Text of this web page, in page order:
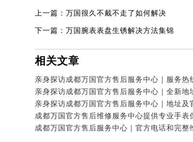
上一篇： 万国很久不戴不走了如何解决
下一篇： 万国腕表表盘生锈解决方法集锦
相关文章